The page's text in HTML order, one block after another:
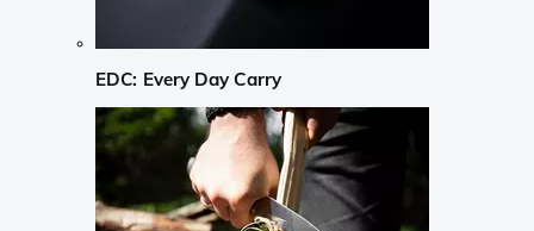
EDC: Every Day Carry